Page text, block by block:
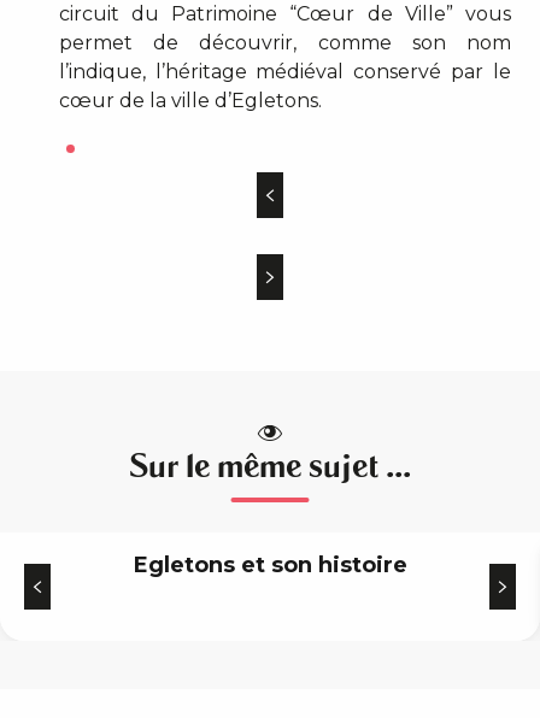
circuit du Patrimoine “Cœur de Ville” vous
permet de découvrir, comme son nom
l’indique, l’héritage médiéval conservé par le
cœur de la ville d’Egletons.
Sur le même sujet ...
Egletons et son histoire